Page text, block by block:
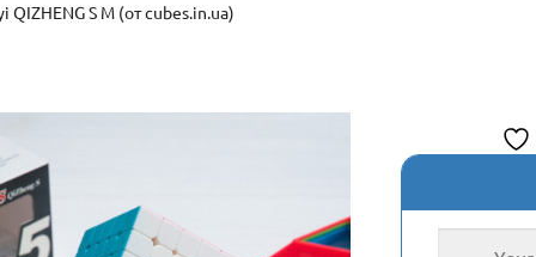
QIZHENG S M (от cubes.in.ua)